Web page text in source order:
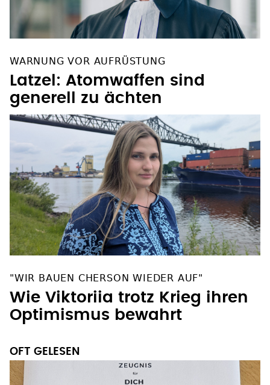
WARNUNG VOR AUFRÜSTUNG
Latzel: Atomwaffen sind
generell zu ächten
"WIR BAUEN CHERSON WIEDER AUF"
Wie Viktoriia trotz Krieg ihren
Optimismus bewahrt
OFT GELESEN